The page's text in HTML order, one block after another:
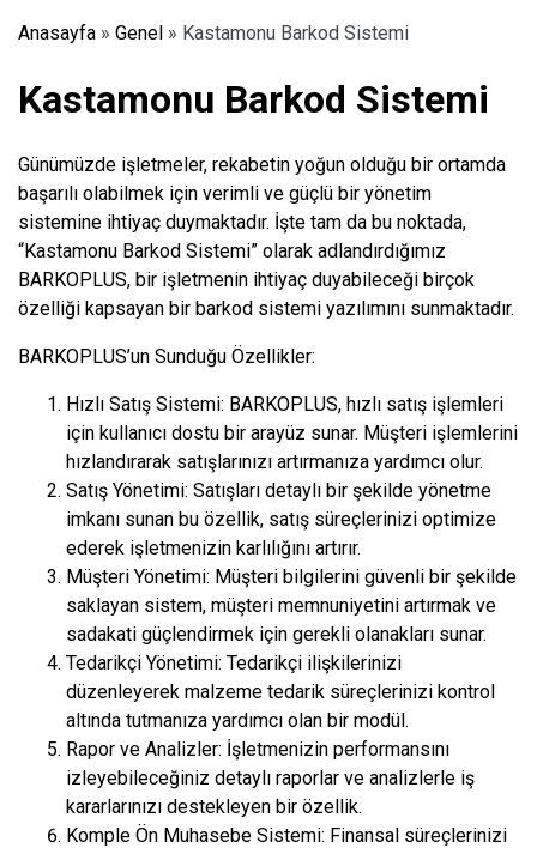
Anasayfa » Genel » Kastamonu Barkod Sistemi
Kastamonu Barkod Sistemi
Günümüzde işletmeler, rekabetin yoğun olduğu bir ortamda
başarılı olabilmek için verimli ve güçlü bir yönetim
sistemine ihtiyaç duymaktadır. İşte tam da bu noktada,
“Kastamonu Barkod Sistemi” olarak adlandırdığımız
BARKOPLUS, bir işletmenin ihtiyaç duyabileceği birçok
özelliği kapsayan bir barkod sistemi yazılımını sunmaktadır.
BARKOPLUS’un Sunduğu Özellikler:
Hızlı Satış Sistemi: BARKOPLUS, hızlı satış işlemleri
için kullanıcı dostu bir arayüz sunar. Müşteri işlemlerini
hızlandırarak satışlarınızı artırmanıza yardımcı olur.
Satış Yönetimi: Satışları detaylı bir şekilde yönetme
imkanı sunan bu özellik, satış süreçlerinizi optimize
ederek işletmenizin karlılığını artırır.
Müşteri Yönetimi: Müşteri bilgilerini güvenli bir şekilde
saklayan sistem, müşteri memnuniyetini artırmak ve
sadakati güçlendirmek için gerekli olanakları sunar.
Tedarikçi Yönetimi: Tedarikçi ilişkilerinizi
düzenleyerek malzeme tedarik süreçlerinizi kontrol
altında tutmanıza yardımcı olan bir modül.
Rapor ve Analizler: İşletmenizin performansını
izleyebileceğiniz detaylı raporlar ve analizlerle iş
kararlarınızı destekleyen bir özellik.
Komple Ön Muhasebe Sistemi: Finansal süreçlerinizi